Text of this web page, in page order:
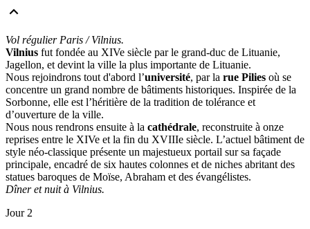
Vol régulier Paris / Vilnius.
Vilnius fut fondée au XIVe siècle par le grand-duc de Lituanie,
Jagellon, et devint la ville la plus importante de Lituanie.
Nous rejoindrons tout d'abord l’université, par la rue Pilies où se
concentre un grand nombre de bâtiments historiques. Inspirée de la
Sorbonne, elle est l’héritière de la tradition de tolérance et
d’ouverture de la ville.
Nous nous rendrons ensuite à la cathédrale, reconstruite à onze
reprises entre le XIVe et la fin du XVIIIe siècle. L’actuel bâtiment de
style néo-classique présente un majestueux portail sur sa façade
principale, encadré de six hautes colonnes et de niches abritant des
statues baroques de Moïse, Abraham et des évangélistes.
Dîner et nuit à Vilnius.
Jour 2